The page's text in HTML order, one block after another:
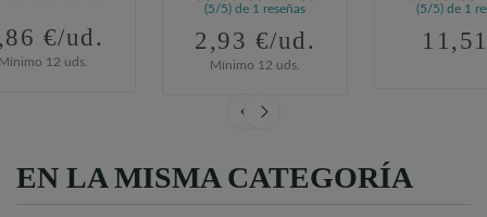
€/ud.
12 uds.
(5/5) de 1 reseñas
2,93 €/ud.
Mínimo 12 uds.
(5/5) de 1
EN LA MISMA CATEGORÍA